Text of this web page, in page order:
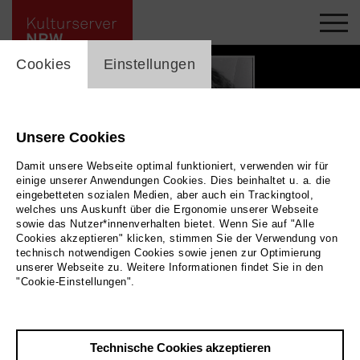
Bärbel Bohley - Tagebuch einer Auflehnung
Übersicht
cookie_layer
Cookies Einstellungen
Unsere Cookies
Damit unsere Webseite optimal funktioniert, verwenden wir für
einige unserer Anwendungen Cookies. Dies beinhaltet u. a. die
eingebetteten sozialen Medien, aber auch ein Trackingtool,
welches uns Auskunft über die Ergonomie unserer Webseite
sowie das Nutzer*innenverhalten bietet. Wenn Sie auf "Alle
Cookies akzeptieren" klicken, stimmen Sie der Verwendung von
technisch notwendigen Cookies sowie jenen zur Optimierung
unserer Webseite zu. Weitere Informationen findet Sie in den
"Cookie-Einstellungen".
Technische Cookies akzeptieren